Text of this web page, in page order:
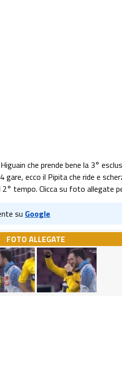
che prende bene la 3°
ecco il Pipita che ride e
tempo. Clicca su foto allegate
su Google
FOTO ALLEGATE